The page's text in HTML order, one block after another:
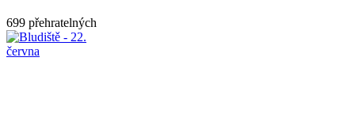
699 přehratelných